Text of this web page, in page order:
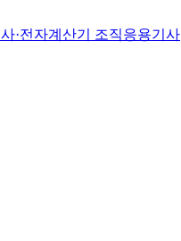
·전자계산기 조직응용기사